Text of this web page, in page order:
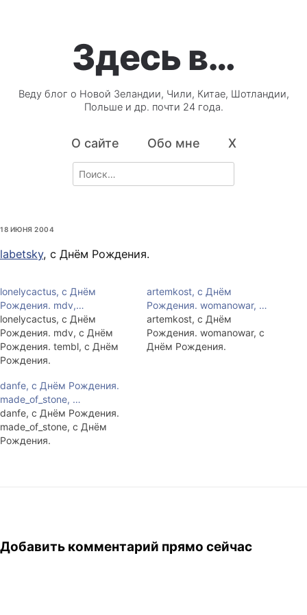
Здесь в…
Веду блог о Новой Зеландии, Чили, Китае, Шотландии,
Польше и др. почти 24 года.
О сайте Обо мне X
Search
for:
18 ИЮНЯ 2004
labetsky, с Днём Рождения.
lonelycactus, с Днём
Рождения. mdv,…
lonelycactus, с Днём
Рождения. mdv, с Днём
Рождения. tembl, с Днём
Рождения.
artemkost, с Днём
Рождения. womanowar, …
artemkost, с Днём
Рождения. womanowar, с
Днём Рождения.
danfe, с Днём Рождения.
made_of_stone, …
danfe, с Днём Рождения.
made_of_stone, с Днём
Рождения.
Добавить комментарий прямо сейчас